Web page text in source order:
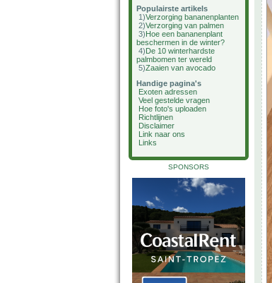
Populairste artikels
1)Verzorging bananenplanten
2)Verzorging van palmen
3)Hoe een bananenplant
beschermen in de winter?
4)De 10 winterhardste
palmbomen ter wereld
5)Zaaien van avocado
Handige pagina's
Exoten adressen
Veel gestelde vragen
Hoe foto's uploaden
Richtlijnen
Disclaimer
Link naar ons
Links
SPONSORS